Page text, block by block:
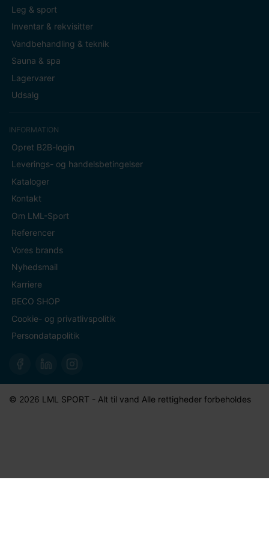
Leg & sport
Inventar & rekvisitter
Vandbehandling & teknik
Sauna & spa
Lagervarer
Udsalg
INFORMATION
Opret B2B-login
Leverings- og handelsbetingelser
Kataloger
Kontakt
Om LML-Sport
Referencer
Vores brands
Nyhedsmail
Karriere
BECO SHOP
Cookie- og privatlivspolitik
Persondatapolitik
© 2026 LML SPORT - Alt til vand Alle rettigheder forbeholdes